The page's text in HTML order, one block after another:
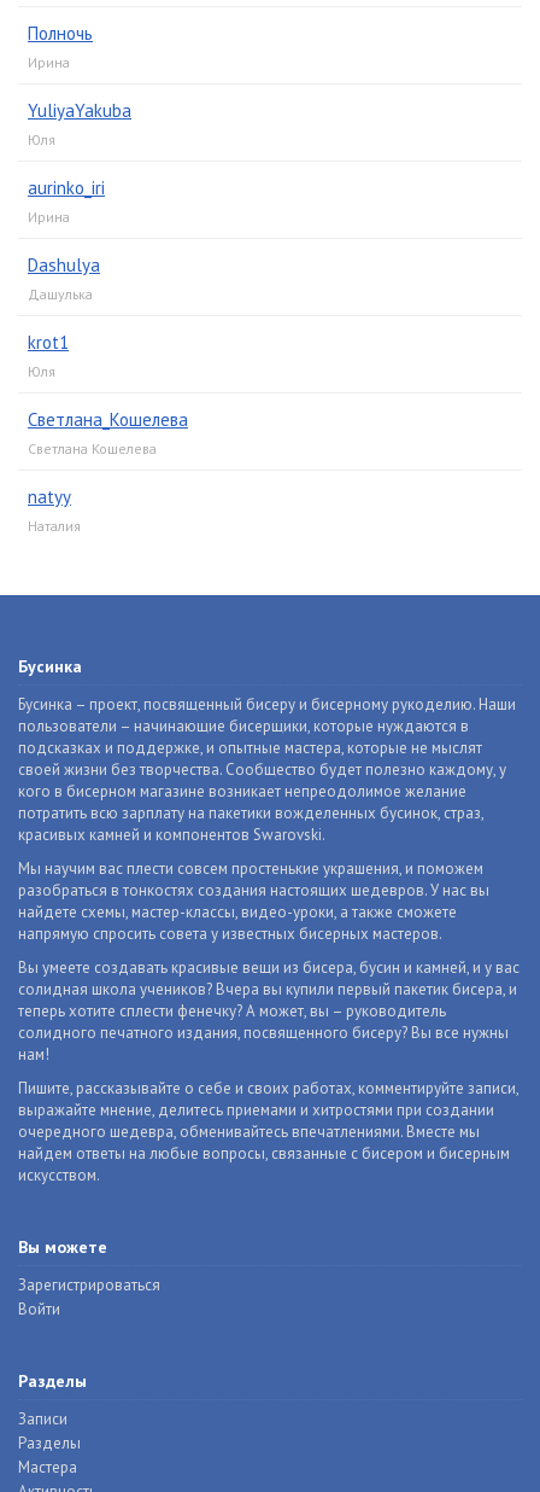
Полночь
Ирина
YuliyaYakuba
Юля
aurinko_iri
Ирина
Dashulya
Дашулька
krot1
Юля
Светлана_Кошелева
Светлана Кошелева
natyy
Наталия
Бусинка
Бусинка – проект, посвященный бисеру и бисерному рукоделию. Наши
пользователи – начинающие бисерщики, которые нуждаются в
подсказках и поддержке, и опытные мастера, которые не мыслят
своей жизни без творчества. Сообщество будет полезно каждому, у
кого в бисерном магазине возникает непреодолимое желание
потратить всю зарплату на пакетики вожделенных бусинок, страз,
красивых камней и компонентов Swarovski.
Мы научим вас плести совсем простенькие украшения, и поможем
разобраться в тонкостях создания настоящих шедевров. У нас вы
найдете схемы, мастер-классы, видео-уроки, а также сможете
напрямую спросить совета у известных бисерных мастеров.
Вы умеете создавать красивые вещи из бисера, бусин и камней, и у вас
солидная школа учеников? Вчера вы купили первый пакетик бисера, и
теперь хотите сплести фенечку? А может, вы – руководитель
солидного печатного издания, посвященного бисеру? Вы все нужны
нам!
Пишите, рассказывайте о себе и своих работах, комментируйте записи,
выражайте мнение, делитесь приемами и хитростями при создании
очередного шедевра, обменивайтесь впечатлениями. Вместе мы
найдем ответы на любые вопросы, связанные с бисером и бисерным
искусством.
Вы можете
Зарегистрироваться
Войти
Разделы
Записи
Разделы
Мастера